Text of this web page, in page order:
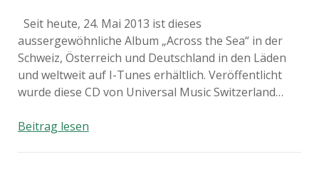
Seit heute, 24. Mai 2013 ist dieses
aussergewöhnliche Album „Across the Sea“ in der
Schweiz, Österreich und Deutschland in den Läden
und weltweit auf I-Tunes erhältlich. Veröffentlicht
wurde diese CD von Universal Music Switzerland…
Beitrag lesenBellamy